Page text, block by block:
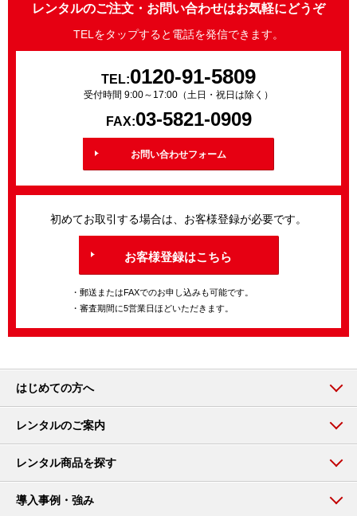
レンタルのご注文・お問い合わせはお気軽にどうぞ
TELをタップすると電話を発信できます。
TEL:0120-91-5809
受付時間 9:00～17:00（土日・祝日は除く）
FAX:03-5821-0909
お問い合わせフォーム
初めてお取引する場合は、お客様登録が必要です。
お客様登録はこちら
・郵送またはFAXでのお申し込みも可能です。
・審査期間に5営業日ほどいただきます。
はじめての方へ
レンタルのご案内
レンタル商品を探す
導入事例・強み